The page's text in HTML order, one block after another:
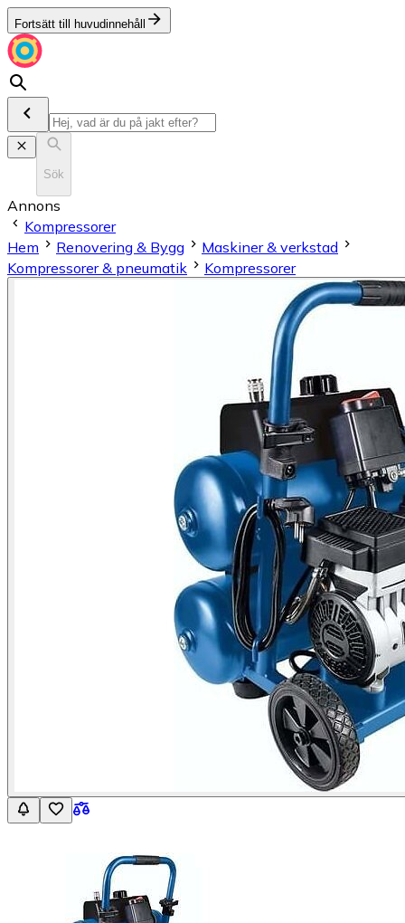
Fortsätt till huvudinnehåll
Sök
Annons
Kompressorer
Hem
Renovering & Bygg
Maskiner & verkstad
Kompressorer & pneumatik
Kompressorer